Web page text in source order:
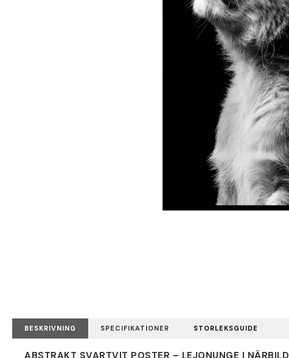
BESKRIVNING SPECIFIKATIONER STORLEKSGUIDE
ABSTRAKT SVARTVIT POSTER – LEJONUNGE I NÄRBILD